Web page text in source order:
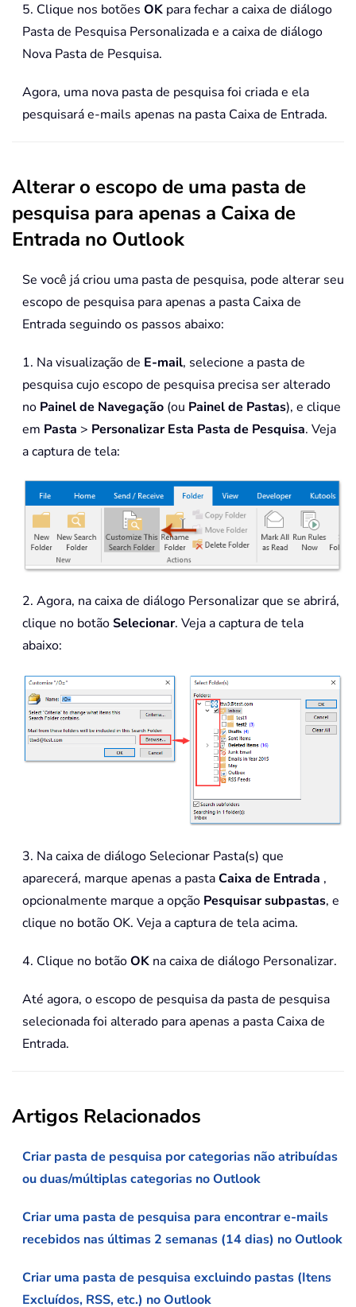
5. Clique nos botões OK para fechar a caixa de diálogo
Pasta de Pesquisa Personalizada e a caixa de diálogo
Nova Pasta de Pesquisa.
Agora, uma nova pasta de pesquisa foi criada e ela
pesquisará e-mails apenas na pasta Caixa de Entrada.
Alterar o escopo de uma pasta de
pesquisa para apenas a Caixa de
Entrada no Outlook
Se você já criou uma pasta de pesquisa, pode alterar seu
escopo de pesquisa para apenas a pasta Caixa de
Entrada seguindo os passos abaixo:
1. Na visualização de E-mail, selecione a pasta de
pesquisa cujo escopo de pesquisa precisa ser alterado
no Painel de Navegação (ou Painel de Pastas), e clique
em Pasta > Personalizar Esta Pasta de Pesquisa. Veja
a captura de tela:
2. Agora, na caixa de diálogo Personalizar que se abrirá,
clique no botãoSelecionar. Veja a captura de tela
abaixo:
3. Na caixa de diálogo Selecionar Pasta(s) que
aparecerá, marque apenas a pastaCaixa de Entrada ,
opcionalmente marque a opção Pesquisar subpastas, e
clique no botão OK. Veja a captura de tela acima.
4. Clique no botãoOK na caixa de diálogo Personalizar.
Até agora, o escopo de pesquisa da pasta de pesquisa
selecionada foi alterado para apenas a pasta Caixa de
Entrada.
Artigos Relacionados
Criar pasta de pesquisa por categorias não atribuídas
ou duas/múltiplas categorias no Outlook
Criar uma pasta de pesquisa para encontrar e-mails
recebidos nas últimas 2 semanas (14 dias) no Outlook
Criar uma pasta de pesquisa excluindo pastas (Itens
Excluídos, RSS, etc.) no Outlook